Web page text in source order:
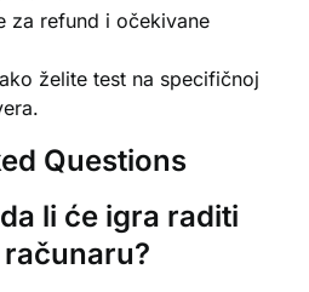
za refund i očekivane
želite test na specifičnoj
Questions
li će igra raditi